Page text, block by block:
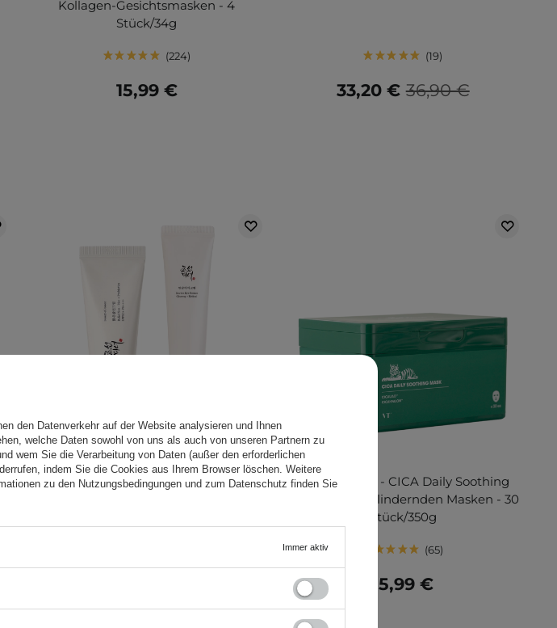
Kollagen-Gesichtsmasken - 4
Stück/34g
224
15,99 €
19
36,90 €
33,20 €
IM SET GÜNSTIGER IM SONDERANGEBOT
Beauty of Joseon – Radiant Day Set –
VT Cosmetics - CICA Daily Soothing
Mask - Set mit lindernden Masken - 30
Stück/350g
65
15,99 €
den Datenverkehr auf der Website analysieren und Ihnen
welche Daten sowohl von uns als auch von unseren Partnern zu
wem Sie die Verarbeitung von Daten (außer den erforderlichen
indem Sie die Cookies aus Ihrem Browser löschen. Weitere
zu den Nutzungsbedingungen und zum Datenschutz finden Sie
Immer aktiv